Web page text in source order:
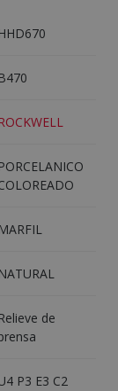
HHD670
B470
ROCKWELL
PORCELANICO
MARFIL
NATURAL
Relieve de
P3 E3 C2